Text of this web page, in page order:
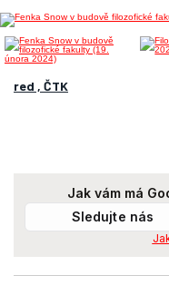
red , ČTK
Jak vám má
Sledujte nás